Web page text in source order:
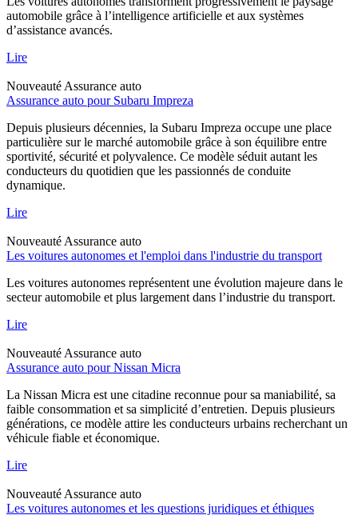
automobile grâce à l’intelligence artificielle et aux systèmes
d’assistance avancés.
Lire
Nouveauté Assurance auto
Assurance auto pour Subaru Impreza
Depuis plusieurs décennies, la Subaru Impreza occupe une place
particulière sur le marché automobile grâce à son équilibre entre
sportivité, sécurité et polyvalence. Ce modèle séduit autant les
conducteurs du quotidien que les passionnés de conduite
dynamique.
Lire
Nouveauté Assurance auto
Les voitures autonomes et l'emploi dans l'industrie du transport
Les voitures autonomes représentent une évolution majeure dans le
secteur automobile et plus largement dans l’industrie du transport.
Lire
Nouveauté Assurance auto
Assurance auto pour Nissan Micra
La Nissan Micra est une citadine reconnue pour sa maniabilité, sa
faible consommation et sa simplicité d’entretien. Depuis plusieurs
générations, ce modèle attire les conducteurs urbains recherchant un
véhicule fiable et économique.
Lire
Nouveauté Assurance auto
Les voitures autonomes et les questions juridiques et éthiques